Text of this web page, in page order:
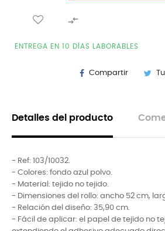

ENTREGA EN 10 DÍAS LABORABLES
Compartir
Detalles del producto
- Ref: 103/10032.
- Colores: fondo azul polvo.
- Material: tejido no tejido.
- Dimensiones del rollo: ancho 52 cm,
- Relación del diseño: 35,90 cm.
- Fácil de aplicar: el papel de tejido no